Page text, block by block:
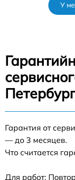
У
Гарантия от
— до 3 месяцев.
Что считается
Для работ: